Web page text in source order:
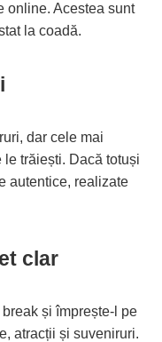
online. Acestea sunt
la coadă.
dar cele mai
trăiești. Dacă totuși
autentice, realizate
clar
și împrește-l pe
atracții și suveniruri.